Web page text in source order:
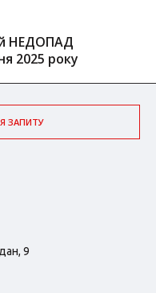
НЕДОПАД
2025 року
ЗАПИТУ
9